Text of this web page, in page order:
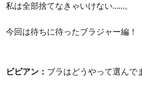
私は全部捨てなきゃいけない……。
今回は待ちに待ったブラジャー編！
ビビアン： ブラはどうやって選んで